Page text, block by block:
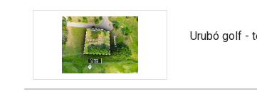
urubó golf - terreno de 943 m2 en venta